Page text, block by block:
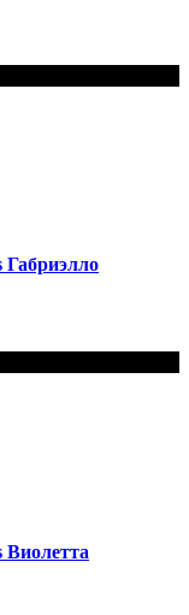
Габриэлло
Виолетта